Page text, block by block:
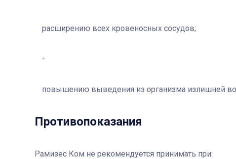
расширению всех кровеносных сосудов;
повышению выведения из организма излишней
Противопоказания
Рамизес Ком не рекомендуется принимать при: